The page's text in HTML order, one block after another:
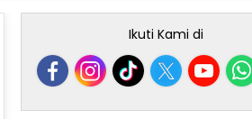
Ikuti Kami di